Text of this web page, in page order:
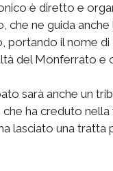
è diretto e
che ne guida anche
portando il nome
del Monferrato e
sarà anche un
che ha creduto
lasciato una tratta